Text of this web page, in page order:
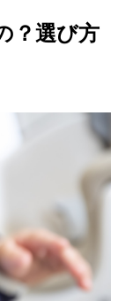
？選び方